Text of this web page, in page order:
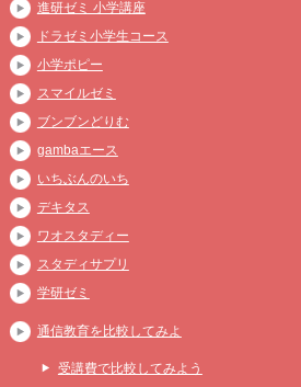
進研ゼミ 小学講座
ドラゼミ小学生コース
小学ポピー
スマイルゼミ
ブンブンどりむ
gambaエース
いちぶんのいち
デキタス
ワオスタディー
スタディサプリ
学研ゼミ
通信教育を比較してみよ
受講費で比較してみよう